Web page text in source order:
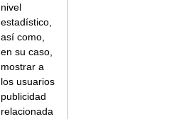
nivel
estadístico,
así como,
en su caso,
mostrar a
los usuarios
publicidad
relacionada